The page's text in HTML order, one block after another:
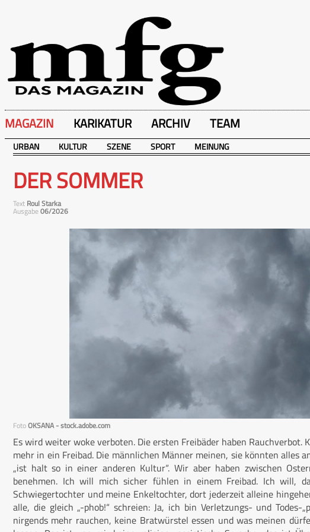
MAGAZIN KARIKATUR ARCHIV TEAM
URBAN KULTUR SZENE SPORT MEINUNG
DER SOMMER
Text Roul Starka
Ausgabe06/2026
FotoOKSANA - stock.adobe.com
Es wird weiter woke verboten. Die ersten Freibäder haben Rauchverbot.
mehr in ein Freibad. Die männlichen Männer meinen, sie könnten alles
„ist halt so in einer anderen Kultur“. Wir aber haben zwischen
benehmen. Ich will mich sicher fühlen in einem Freibad. Ich will,
Schwiegertochter und meine Enkeltochter, dort jederzeit alleine
alle, die gleich „-phob!“ schreien: Ja, ich bin Verletzungs- und Todes-
nirgends mehr rauchen, keine Bratwürstel essen und was meinen